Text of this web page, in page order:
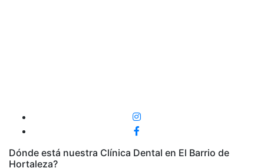
Dónde está nuestra Clínica Dental en El Barrio de
Hortaleza?